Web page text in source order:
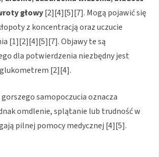
głowy[2][4][5][7]. Mogą pojawić się
z koncentracją oraz uczucie
[1][2][4][5][7]. Objawy te są
dla potwierdzenia niezbędny jest
[2][4].
samopoczucia oznacza
omdlenie, splątanie lub trudność w
pilnej pomocy medycznej [4][5].